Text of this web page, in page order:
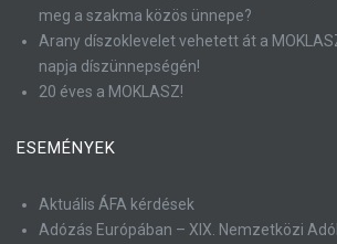
meg a szakma közös ünnepe?
Arany díszoklevelet vehetett át a
napja díszünnepségén!
20 éves a MOKLASZ!
ESEMÉNYEK
Aktuális ÁFA kérdések
Adózás Európában – XIX. Nemzetközi